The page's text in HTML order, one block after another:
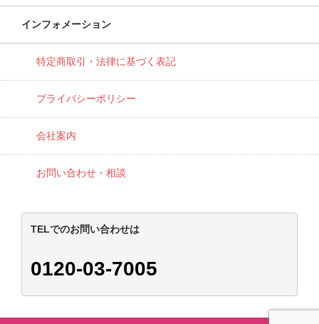
インフォメーション
特定商取引・法律に基づく表記
プライバシーポリシー
会社案内
お問い合わせ・相談
TELでのお問い合わせは
0120-03-7005